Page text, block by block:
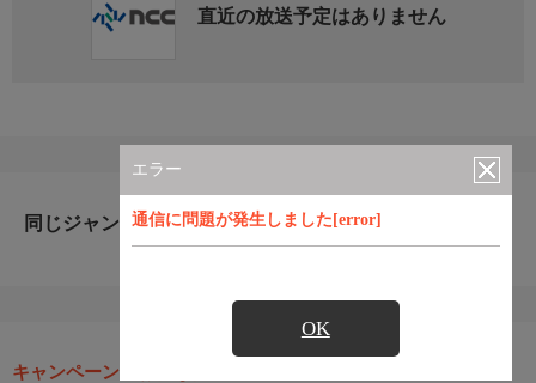
エラー
通信に問題が発生しました[error]
OK
直近の放送予定はありません
同じジャンルのおすすめ番組
キャンペーン・お得な情報